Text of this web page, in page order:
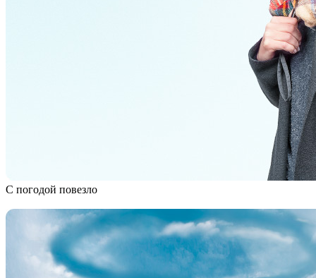
С погодой повезло